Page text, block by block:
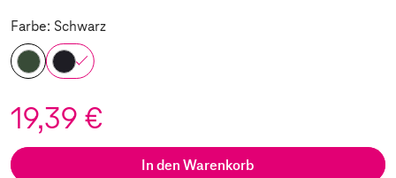
Farbe: Schwarz
19,39 €
In den Warenkorb